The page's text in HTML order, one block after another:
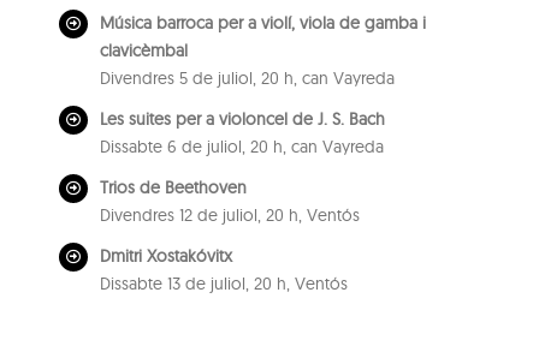
Música barroca per a violí, viola de gamba i
clavicèmbal
Divendres 5 de juliol, 20 h, can Vayreda
Les suites per a violoncel de J. S. Bach
Dissabte 6 de juliol, 20 h, can Vayreda
Trios de Beethoven
Divendres 12 de juliol, 20 h, Ventós
Dmitri Xostakóvitx
Dissabte 13 de juliol, 20 h, Ventós